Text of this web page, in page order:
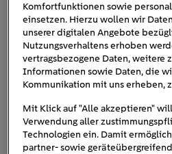
Komfortfunktionen sowie
einsetzen. Hierzu wollen wir
unserer digitalen Angebote
Nutzungsverhaltens erhoben
vertragsbezogene Daten, weitere
Informationen sowie Daten, die
Kommunikation mit uns erheben,
Mit Klick auf "Alle akzeptieren"
Verwendung aller
Technologien ein. Damit
partner- sowie